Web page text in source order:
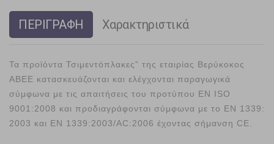
ΠΕΡΙΓΡΑΦΗ Χαρακτηριστικά
Τα προϊόντα Τσιμεντόπλακες” της εταιρίας Βερύκοκος
ΑΒΕΕ κατασκευάζονται και ελέγχονται παραγωγικά
σύμφωνα με τις απαιτήσεις του προτύπου EN ISO
9001:2008 και προδιαγράφονται σύμφωνα με το EN 1339:
2003 και EN 1339:2003/AC:2006 έχοντας σήμανση CE.